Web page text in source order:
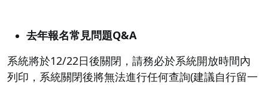
去年報名常見問題Q&A
系統將於12/22日後關閉，請務必於系統開放時間內
列印，系統關閉後將無法進行任何查詢(建議自行留一